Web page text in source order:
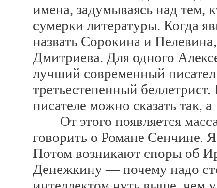
имена, задумываясь над тем,
сумерки литературы. Когда
назвать Сорокина и
Дмитриева. Для одного
лучший современный
третьестепенный
писателе можно сказать так,
От этого появляется
говорить о Романе
Потом возникают споры об
Денежкину — почему надо